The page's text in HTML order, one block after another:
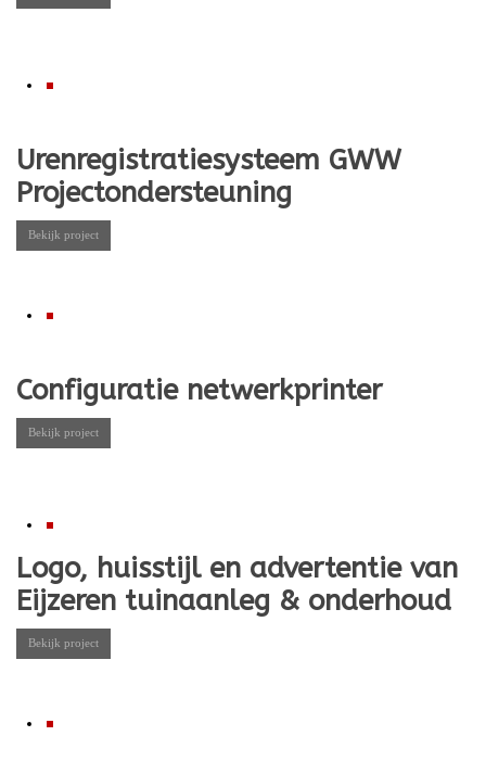
Urenregistratiesysteem GWW
Projectondersteuning
Bekijk project
Configuratie netwerkprinter
Bekijk project
Logo, huisstijl en advertentie van
Eijzeren tuinaanleg & onderhoud
Bekijk project